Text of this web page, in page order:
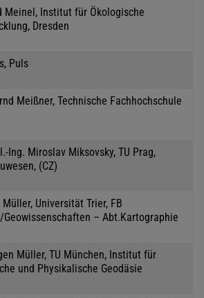
Meinel, Institut für Ökologische
Dresden
Puls
Meißner, Technische Fachhochschule
Ing. Miroslav Miksovsky, TU Prag,
(CZ)
Müller, Universität Trier, FB
Geowissenschaften – Abt.Kartographie
Müller, TU München, Institut für
und Physikalische Geodäsie